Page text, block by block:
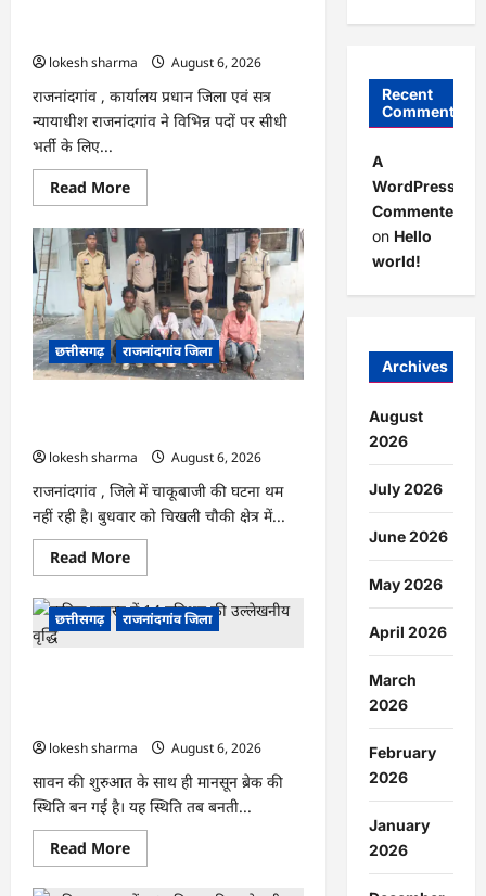
गिरफ्तार…
lokesh sharma
August 6, 2026
राजनांदगांव , कार्यालय प्रधान जिला एवं सत्र
न्यायाधीश राजनांदगांव ने विभिन्न पदों पर सीधी
भर्ती के लिए...
Read MoreRead
more
राजनांदगांव
सीधी
भर्ती
के
लिए
जारी
विज्ञापन
में
संशोधन…
छत्तीसगढ़ राजनांदगांव जिला
lokesh sharma
August 6, 2026
राजनांदगांव , जिले में चाकूबाजी की घटना थम
नहीं रही है। बुधवार को चिखली चौकी क्षेत्र में...
Read MoreRead
more
राजनांदगांव
:
युवक
आरोपी
गिरफ्तार…
छत्तीसगढ़ राजनांदगांव जिला
lokesh sharma
August 6, 2026
सावन की शुरुआत के साथ ही मानसून ब्रेक की
स्थिति बन गई है। यह स्थिति तब बनती...
Read MoreRead
more
Recent
Comments
A
WordPress
Commenter
on Hello
world!
Archives
August
2026
July 2026
June 2026
May 2026
April 2026
March
2026
February
2026
January
2026